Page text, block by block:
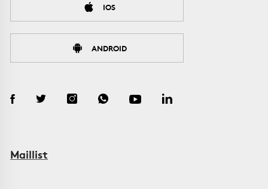
IOS
ANDROID
Maillist